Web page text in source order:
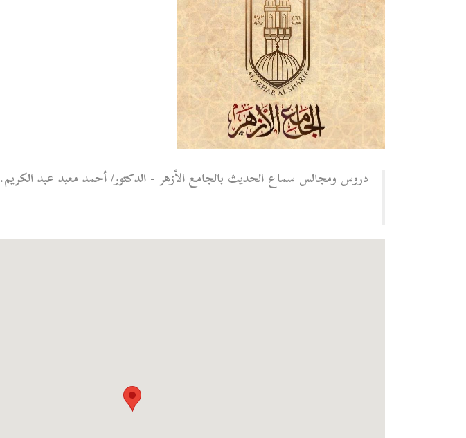
دروس ومجالس سماع الحديث بالجامع الأزهر - الدكتور/ أحمد معبد عبد الكريم.